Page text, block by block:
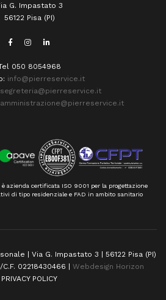
G. Impastato 3
56122 Pisa (PI)
050 8054968
info@pierreservice.it
segreteria@pierreservice.it
amministrazione@pierreservice.it
azienda certificata ISO 9001 per la progettazione
di tipo residenziale e FAD in ambito sanitario
| Via G. Impastato 3 | 56122 Pisa (PI)
02218430466 | Webdesign Horizon
PRIVACY POLICY